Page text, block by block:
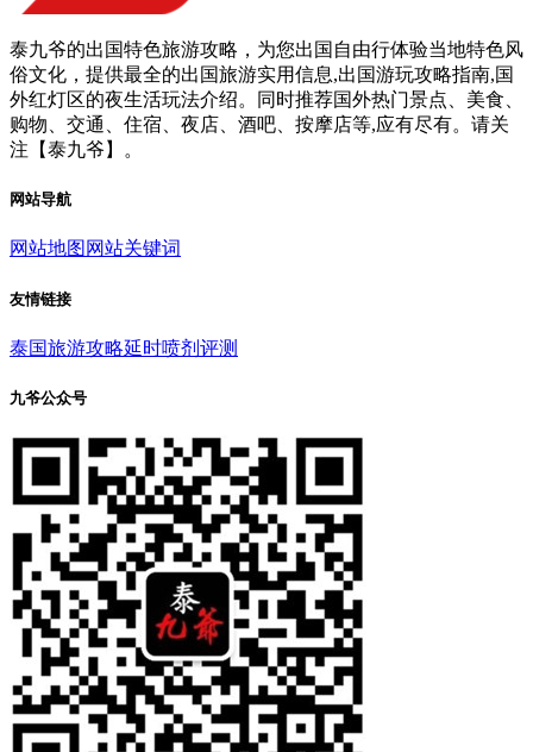
泰九爷的出国特色旅游攻略，为您出国自由行体验当地特色风
俗文化，提供最全的出国旅游实用信息,出国游玩攻略指南,国
外红灯区的夜生活玩法介绍。同时推荐国外热门景点、美食、
购物、交通、住宿、夜店、酒吧、按摩店等,应有尽有。请关
注【泰九爷】。
网站导航
网站地图 网站关键词
友情链接
泰国旅游攻略延时喷剂评测
九爷公众号